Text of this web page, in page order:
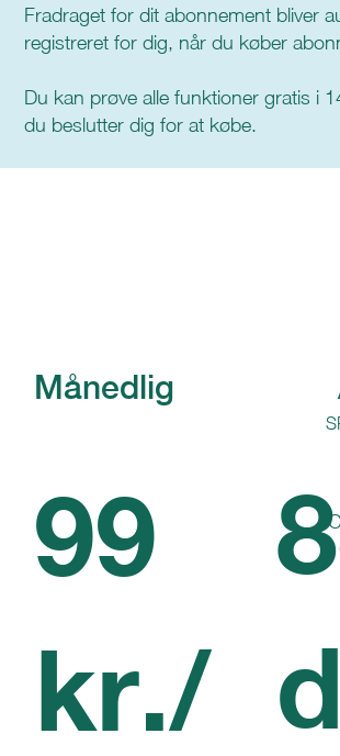
Månedlig
99
kr./ d
Fradraget for dit abonnement bliver
registreret for dig, når du køber
Du kan prøve alle funktioner gratis i
du beslutter dig for at købe.